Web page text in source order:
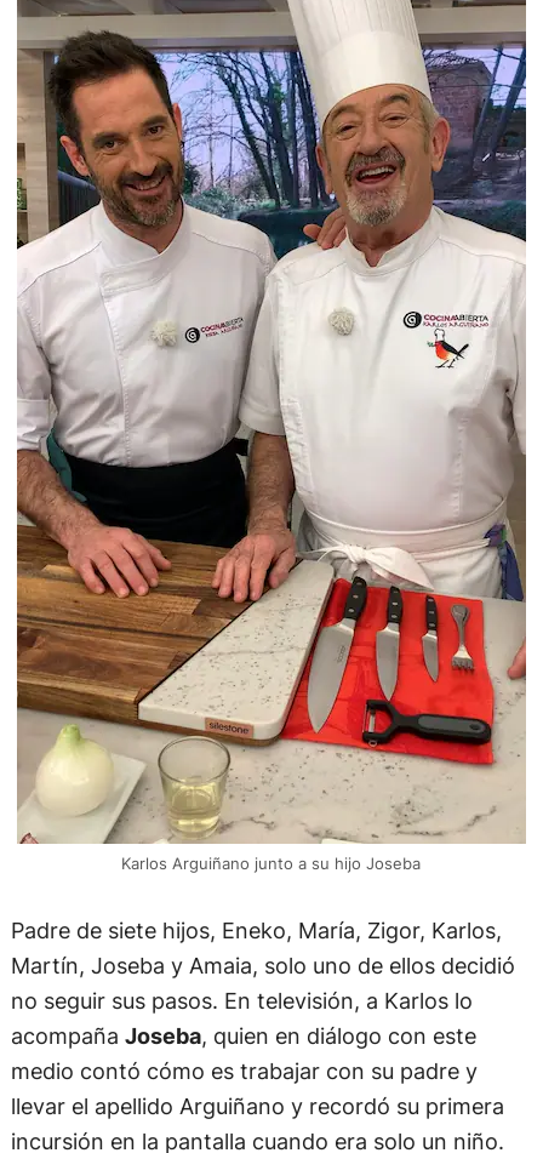
Karlos Arguiñano junto a su hijo Joseba
Padre de siete hijos, Eneko, María, Zigor, Karlos,
Martín, Joseba y Amaia, solo uno de ellos decidió
no seguir sus pasos. En televisión, a Karlos lo
acompaña Joseba, quien en diálogo con este
medio contó cómo es trabajar con su padre y
llevar el apellido Arguiñano y recordó su primera
incursión en la pantalla cuando era solo un niño.